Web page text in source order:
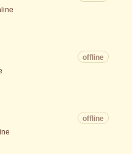
offline
offline